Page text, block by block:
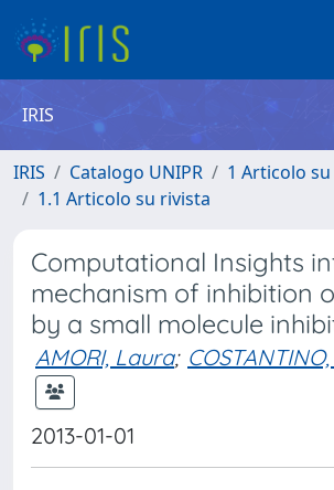
IRIS
IRIS Catalogo UNIPR
1 Articolo
1.1 Articolo su rivista
Computational Insights
mechanism of inhibition
by a small molecule
AMORI, Laura;
2013-01-01